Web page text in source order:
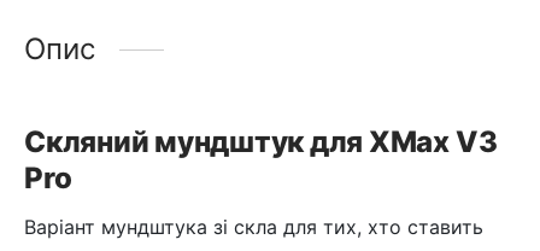
Опис
Скляний мундштук для XMax V3
Pro
Варіант мундштука зі скла для тих, хто ставить